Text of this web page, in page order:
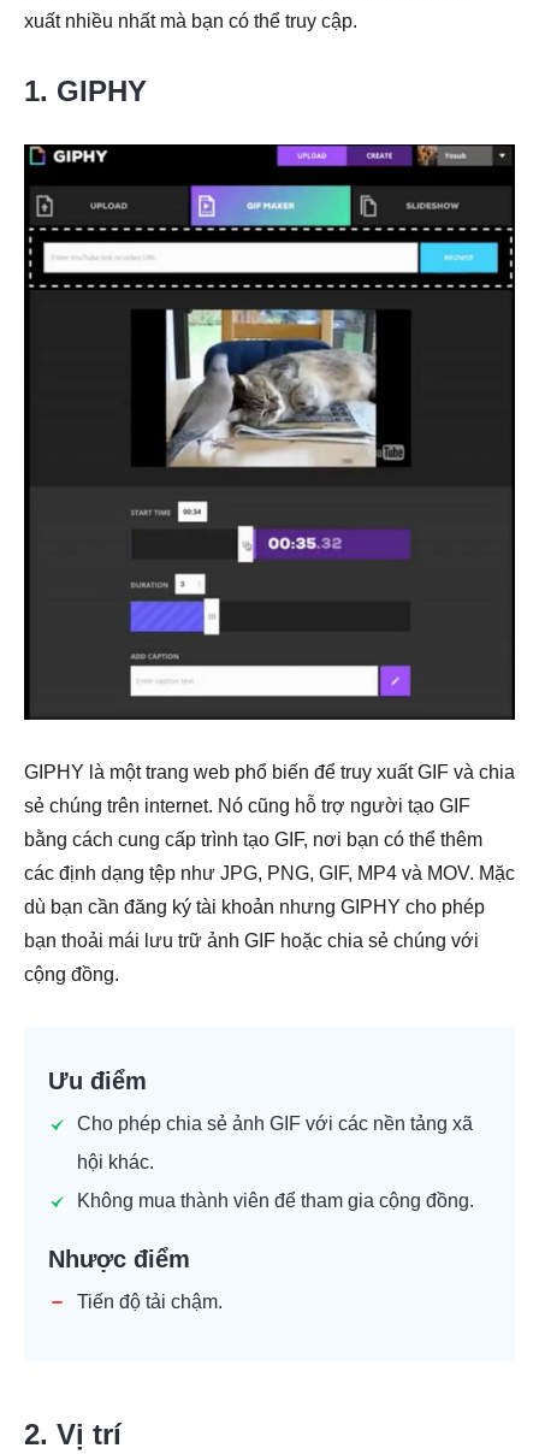
xuất nhiều nhất mà bạn có thể truy cập.
1. GIPHY
GIPHY là một trang web phổ biến để truy xuất GIF và chia
sẻ chúng trên internet. Nó cũng hỗ trợ người tạo GIF
bằng cách cung cấp trình tạo GIF, nơi bạn có thể thêm
các định dạng tệp như JPG, PNG, GIF, MP4 và MOV. Mặc
dù bạn cần đăng ký tài khoản nhưng GIPHY cho phép
bạn thoải mái lưu trữ ảnh GIF hoặc chia sẻ chúng với
cộng đồng.
Ưu điểm
Cho phép chia sẻ ảnh GIF với các nền tảng xã
hội khác.
Không mua thành viên để tham gia cộng đồng.
Nhược điểm
Tiến độ tải chậm.
2. Vị trí